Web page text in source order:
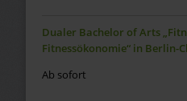
Dualer Bachelor of Arts
Fitnessökonomie“ in Berlin-
Ab sofort